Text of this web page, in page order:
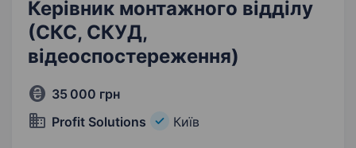
Керівник монтажного відділу
(СКС, СКУД,
відеоспостереження)
35 000 грн
Profit Solutions
Київ